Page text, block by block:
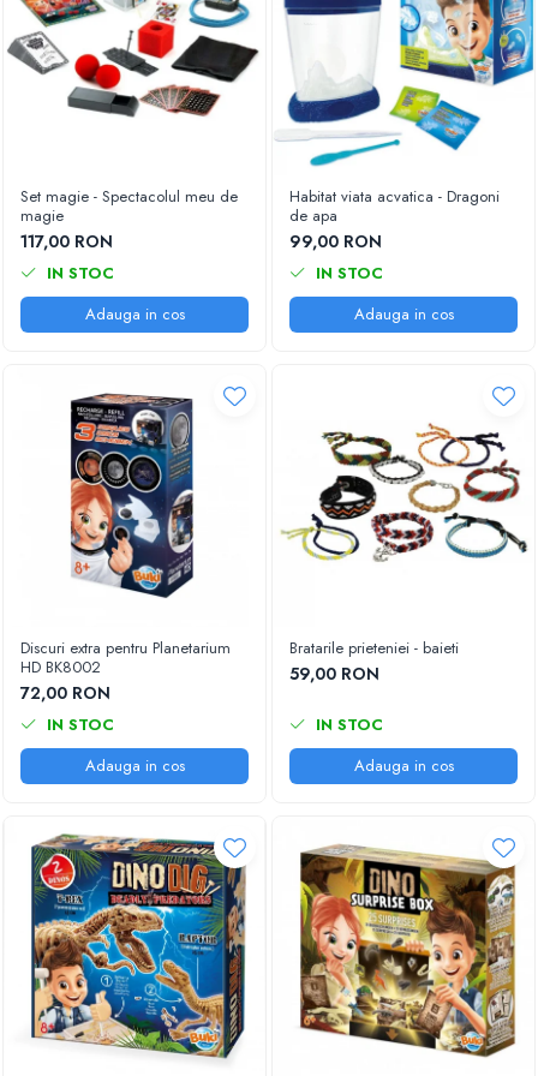
Set magie - Spectacolul meu de
magie
117,00 RON
IN STOC
Adauga in cos
Habitat viata acvatica - Dragoni
de apa
99,00 RON
IN STOC
Adauga in cos
Discuri extra pentru Planetarium
HD BK8002
72,00 RON
IN STOC
Adauga in cos
Bratarile prieteniei - baieti
59,00 RON
IN STOC
Adauga in cos